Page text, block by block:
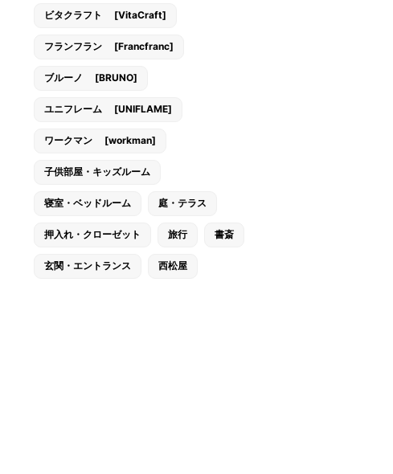
ビタクラフト [VitaCraft]
フランフラン [Francfranc]
ブルーノ [BRUNO]
ユニフレーム [UNIFLAME]
ワークマン [workman]
子供部屋・キッズルーム
寝室・ベッドルーム 庭・テラス
押入れ・クローゼット 旅行 書斎
玄関・エントランス 西松屋